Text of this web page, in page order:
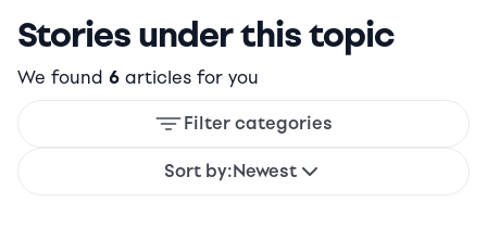
Stories under this topic
We found 6 articles for you
Filter categories
Sort by:Newest